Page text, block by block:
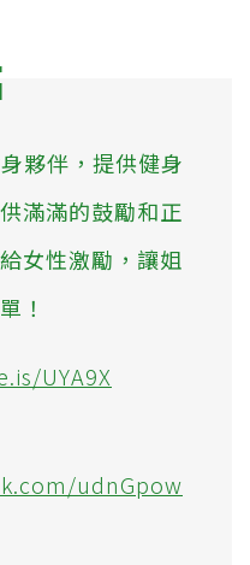
夥伴，提供健身
滿滿的鼓勵和正
女性激勵，讓姐
！
UYA9X
udnGpow